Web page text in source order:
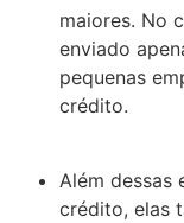
maiores. No
enviado
pequenas
crédito.
Além dessas
crédito, elas